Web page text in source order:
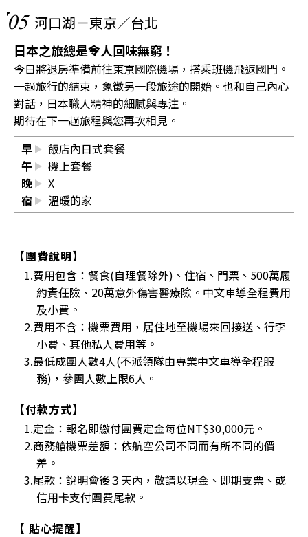
05 河口湖－東京／台北
日本之旅總是令人回味無窮！
今日將退房準備前往東京國際機場，搭乘班機飛返國門。
一趟旅行的結束，象徵另一段旅途的開始。也和自己內心
對話，日本職人精神的細膩與專注。
期待在下一趟旅程與您再次相見。
早
飯店內日式套餐
午
機上套餐
晚
X
宿
溫暖的家
【團費說明】
1.費用包含：餐食(自理餐除外)、住宿、門票、500萬履
約責任險、20萬意外傷害醫療險。中文車導全程費用
及小費。
2.費用不含：機票費用，居住地至機場來回接送、行李
小費、其他私人費用等。
3.最低成團人數4人(不派領隊由專業中文車導全程服
務)，參團人數上限6人。
【付款方式】
1.定金：報名即繳付團費定金每位NT$30,000元。
2.商務艙機票差額：依航空公司不同而有所不同的價
差。
3.尾款：說明會後３天內，敬請以現金、即期支票、或
信用卡支付團費尾款。
【 貼心提醒】